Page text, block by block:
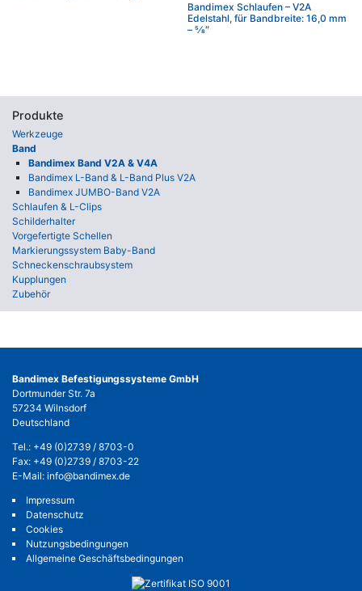
Bandimex Schlaufen – V2A
Edelstahl, für Bandbreite: 16,0 mm
– 5⁄8″
Produkte
Werkzeuge
Band
Bandimex Band V2A & V4A
Bandimex L-Band & L-Band Plus V2A
Bandimex JUMBO-Band V2A
Schlaufen & L-Clips
Schilderhalter
Vorgefertigte Schellen
Markierungssystem Baby-Band
Schneckenschraubsystem
Kupplungen
Zubehör
Bandimex Befestigungssysteme GmbH
Dortmunder Str. 7a
57234 Wilnsdorf
Deutschland
Tel.: +49 (0)2739 / 8703-0
Fax: +49 (0)2739 / 8703-22
E-Mail: info@bandimex.de
Impressum
Datenschutz
Cookies
Nutzungsbedingungen
Allgemeine Geschäftsbedingungen